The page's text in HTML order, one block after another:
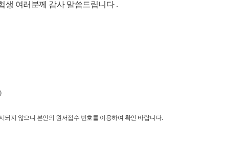
생 여러분께 감사 말씀드립니다 .
되지 않으니 본인의 원서접수 번호를 이용하여 확인 바랍니다.